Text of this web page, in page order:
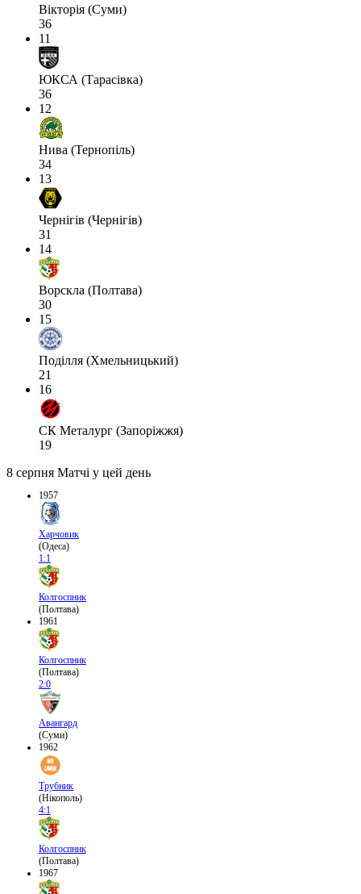
Вікторія (Суми)
36
11
ЮКСА (Тарасівка)
36
12
Нива (Тернопіль)
34
13
Чернігів (Чернігів)
31
14
Ворскла (Полтава)
30
15
Поділля (Хмельницький)
21
16
СК Металург (Запоріжжя)
19
8 серпня Матчі у цей день
1957
Харчовик
(Одеса)
1:1
Колгоспник
(Полтава)
1961
Колгоспник
(Полтава)
2:0
Авангард
(Суми)
1962
Трубник
(Нікополь)
4:1
Колгоспник
(Полтава)
1967